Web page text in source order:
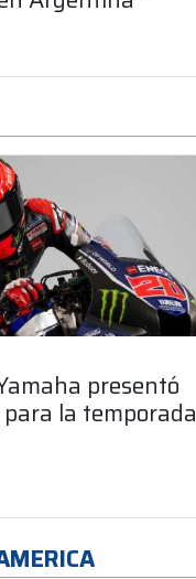
presentó
la temporada